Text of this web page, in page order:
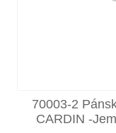
70003-2
CARDIN -